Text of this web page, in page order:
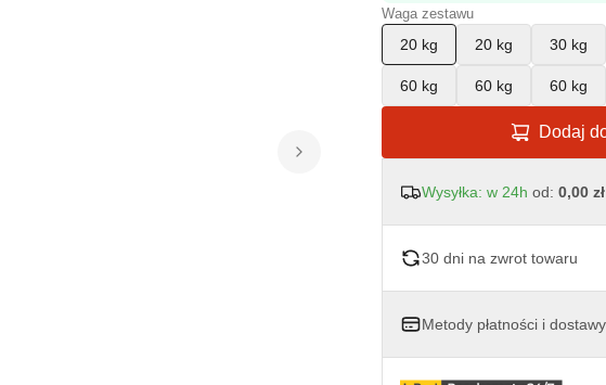
Waga zestawu
20 kg 20 kg 30 kg
60 kg 60 kg 60 kg
Dodaj
Wysyłka: w 24h od: 0,00 zł
30 dni na zwrot towaru
Metody płatności i dostawy